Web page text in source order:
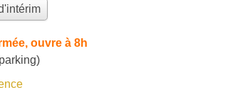
ouvre à 8h